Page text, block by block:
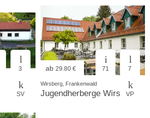
3
SV
ab 29.80 € 71 7
VP
Wirsberg, Frankenwald
Jugendherberge Wirsberg